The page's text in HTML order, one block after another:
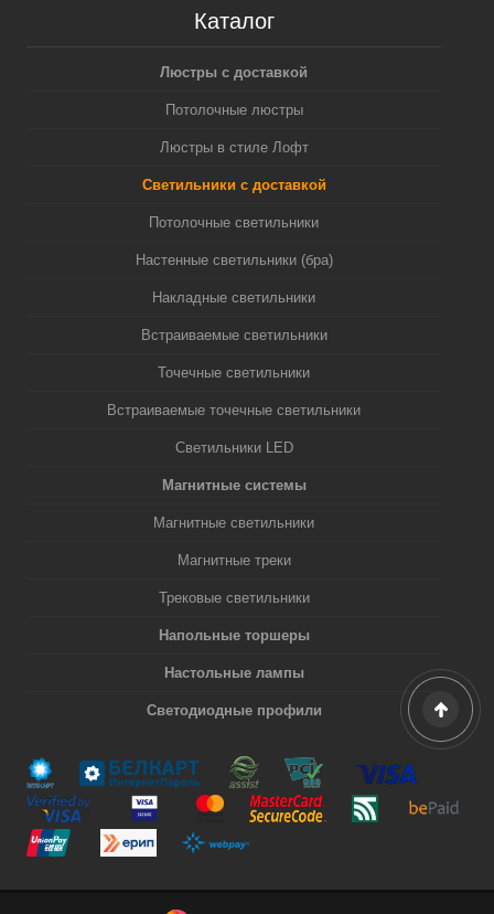
Каталог
Люстры с доставкой
Потолочные люстры
Люстры в стиле Лофт
Светильники с доставкой
Потолочные светильники
Настенные светильники (бра)
Накладные светильники
Встраиваемые светильники
Точечные светильники
Встраиваемые точечные светильники
Светильники LED
Магнитные системы
Магнитные светильники
Магнитные треки
Трековые светильники
Напольные торшеры
Настольные лампы
Светодиодные профили